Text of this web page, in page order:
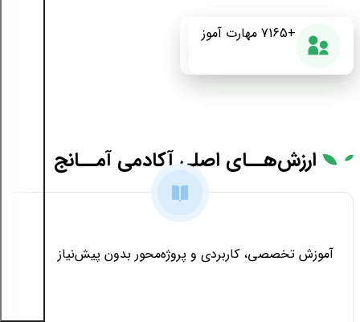
+175 دوره آموزشی 87% رضایت از دوره +7165 مهارت آموز
ارزش‌هــای اصلی آکادمی آمــانج
آموزش تخصصی، کاربردی و پروژه‌محور بدون پیش‌نیاز